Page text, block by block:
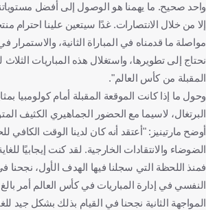
واحد صحيح. ما يهمنا هو الوصول إلى أفضل
إلا من خلال الانتصارات. غدًا سيتعين علينا احترام
مواصلة ما قدمناه في المباراة الثانية،
نحتاج إلى تطويرها، واستغلال هذه المباريات الثلاث
المقبلة من كأس العالم".
وحول ما إذا كانت الموقعة المقبلة أمام كولومبيا
البرتغال، لاسيما مع الحضور الجماهيري الكثيف
أوضح مارتينيز: "أعتقد أنه كان لدينا الوقت الكافي
الضوضاء والانتقادات الخارجية. لقد كنت إيجابيًا للغاية
فمنذ اللحظة التي سجلنا فيها الهدف الأول،
النفسي في إدارة المباريات في كأس العالم أمر
المواجهة الثانية نجحنا في القيام بذلك بشكل جيد